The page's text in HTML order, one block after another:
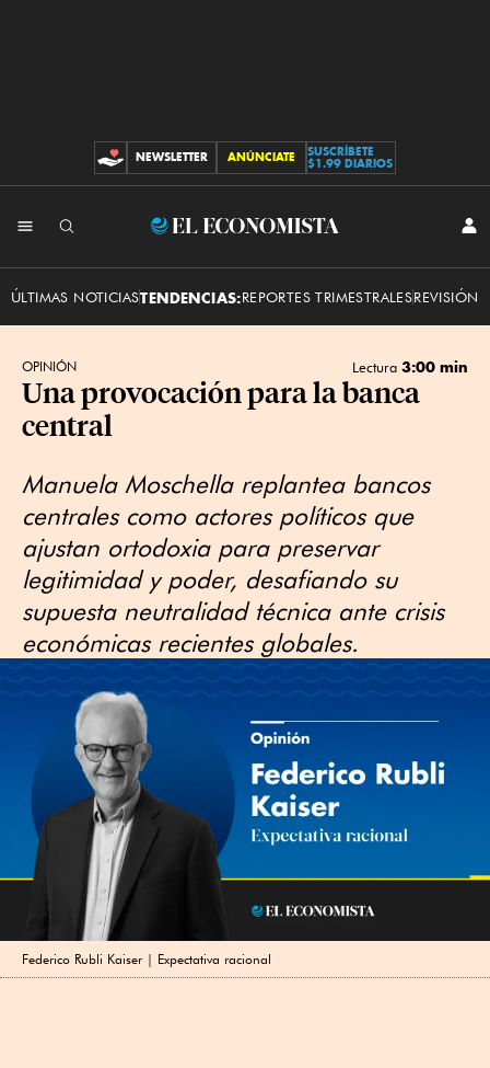
CONTRIBUCIONES
NEWSLETTER ANÚNCIATE
SUSCRÍBETE
$1.99 DIARIOS
El
ÚLTIMAS NOTICIASTENDENCIAS:REPORTES TRIMESTRALESREVISIÓN
OPINIÓN Lectura 3:00 min
Una provocación para la banca
central
Manuela Moschella replantea bancos
centrales como actores políticos que
ajustan ortodoxia para preservar
legitimidad y poder, desafiando su
supuesta neutralidad técnica ante crisis
económicas recientes globales.
Federico Rubli Kaiser | Expectativa racional